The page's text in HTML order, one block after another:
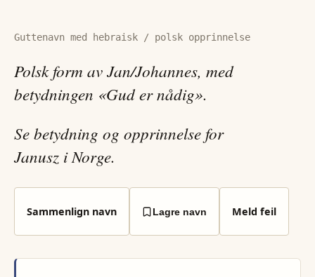
Guttenavn med hebraisk / polsk opprinnelse
Polsk form av Jan/Johannes, med
betydningen «Gud er nådig».
Se betydning og opprinnelse for
Janusz i Norge.
Sammenlign navn Lagre navn Meld feil